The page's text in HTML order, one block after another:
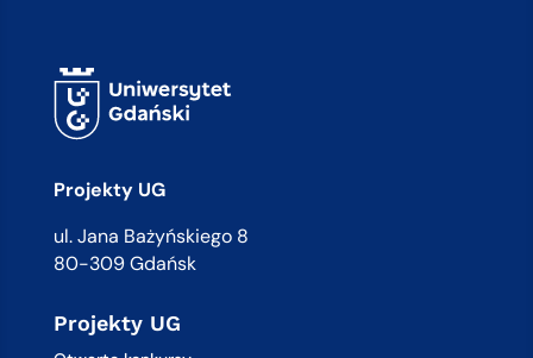
Projekty UG
ul. Jana Bażyńskiego 8
80-309 Gdańsk
Projekty UG